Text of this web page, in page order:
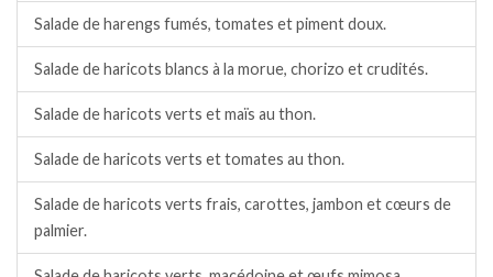
Salade de harengs fumés, tomates et piment doux.
Salade de haricots blancs à la morue, chorizo et crudités.
Salade de haricots verts et maïs au thon.
Salade de haricots verts et tomates au thon.
Salade de haricots verts frais, carottes, jambon et cœurs de
palmier.